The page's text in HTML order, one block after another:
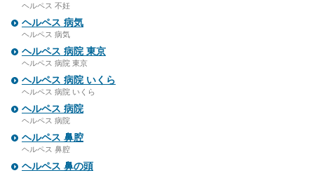
ヘルペス 不妊
ヘルペス 病気
ヘルペス 病気
ヘルペス 病院 東京
ヘルペス 病院 東京
ヘルペス 病院 いくら
ヘルペス 病院 いくら
ヘルペス 病院
ヘルペス 病院
ヘルペス 鼻腔
ヘルペス 鼻腔
ヘルペス 鼻の頭